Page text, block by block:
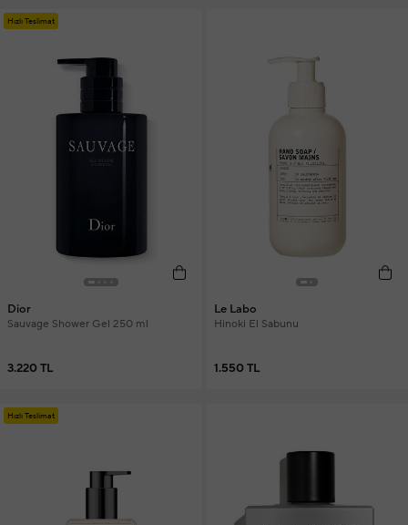
Hızlı Teslimat
Dior
Sauvage Shower Gel 250 ml
3.220 TL
Le Labo
Hinoki El Sabunu
1.550 TL
Hızlı Teslimat